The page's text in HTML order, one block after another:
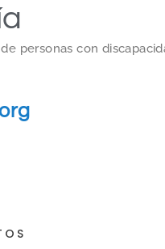
personas con